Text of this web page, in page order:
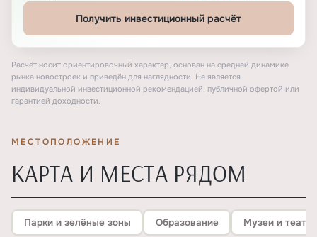
Получить инвестиционный расчёт
Расчёт носит ориентировочный характер, основан на средней динамике
рынка новостроек и приведён для наглядности. Не является
индивидуальной инвестиционной рекомендацией, публичной офертой или
гарантией доходности.
МЕСТОПОЛОЖЕНИЕ
КАРТА И МЕСТА РЯДОМ
Парки и зелёные зоны Образование Музеи и